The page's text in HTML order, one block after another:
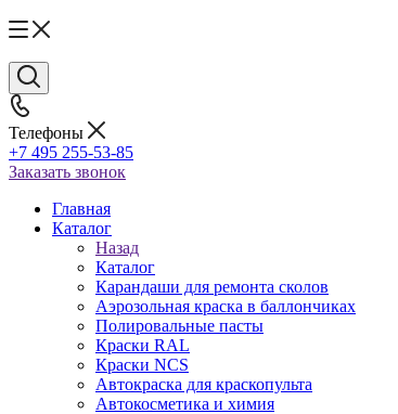
Телефоны
+7 495 255-53-85
Заказать звонок
Главная
Каталог
Назад
Каталог
Карандаши для ремонта сколов
Аэрозольная краска в баллончиках
Полировальные пасты
Краски RAL
Краски NCS
Автокраска для краскопульта
Автокосметика и химия